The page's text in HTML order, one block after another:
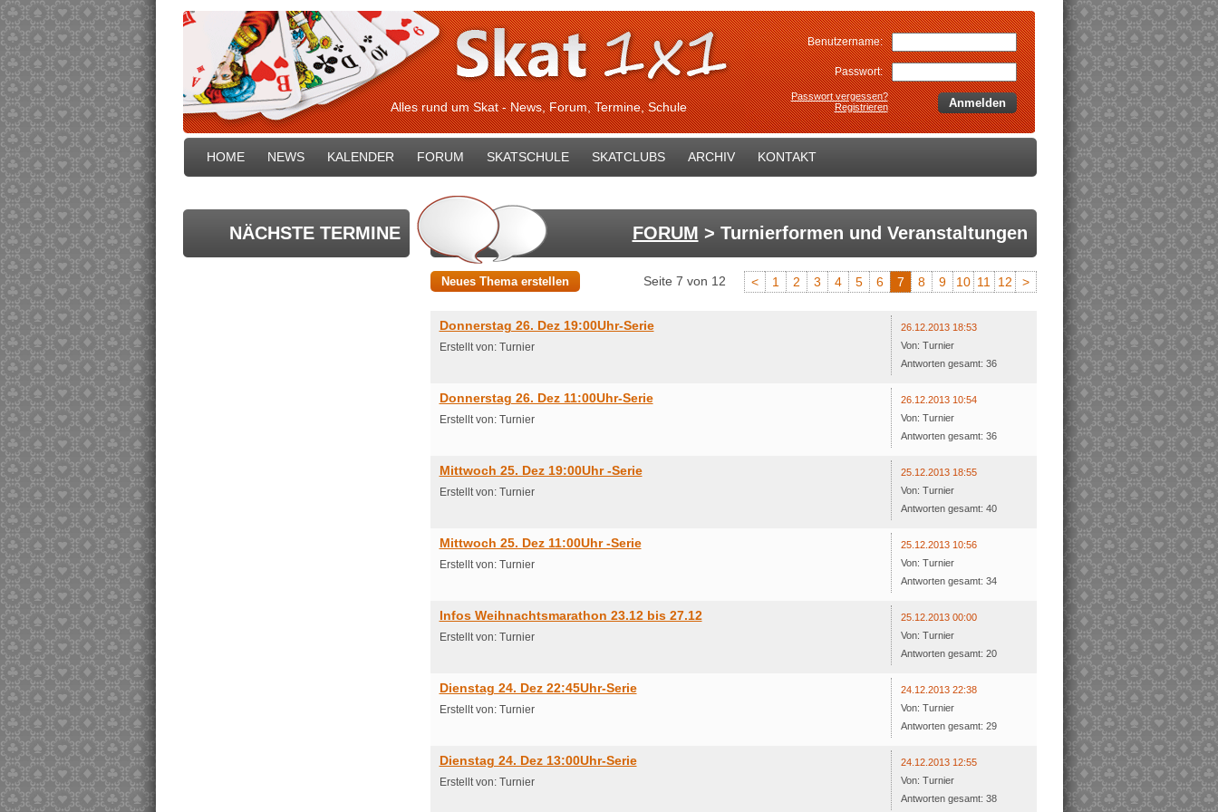
Alles rund um Skat - News, Forum, Termine, Schule
Benutzername:
Passwort:
Anmelden
Passwort vergessen?
Registrieren
HOME NEWS KALENDER FORUM SKATSCHULE SKATCLUBS ARCHIV KONTAKT
NÄCHSTE TERMINE FORUM > Turnierformen und Veranstaltungen
>
12
11
10
9
8
7
6
5
4
3
2
1
<
Neues Thema erstellen Seite 7 von 12
26.12.2013 18:53
Von: Turnier
Antworten gesamt: 36
Donnerstag 26. Dez 19:00Uhr-Serie
Erstellt von: Turnier
26.12.2013 10:54
Von: Turnier
Antworten gesamt: 36
Donnerstag 26. Dez 11:00Uhr-Serie
Erstellt von: Turnier
25.12.2013 18:55
Von: Turnier
Antworten gesamt: 40
Mittwoch 25. Dez 19:00Uhr -Serie
Erstellt von: Turnier
25.12.2013 10:56
Von: Turnier
Antworten gesamt: 34
Mittwoch 25. Dez 11:00Uhr -Serie
Erstellt von: Turnier
25.12.2013 00:00
Von: Turnier
Antworten gesamt: 20
Infos Weihnachtsmarathon 23.12 bis 27.12
Erstellt von: Turnier
24.12.2013 22:38
Von: Turnier
Antworten gesamt: 29
Dienstag 24. Dez 22:45Uhr-Serie
Erstellt von: Turnier
24.12.2013 12:55
Von: Turnier
Antworten gesamt: 38
Dienstag 24. Dez 13:00Uhr-Serie
Erstellt von: Turnier